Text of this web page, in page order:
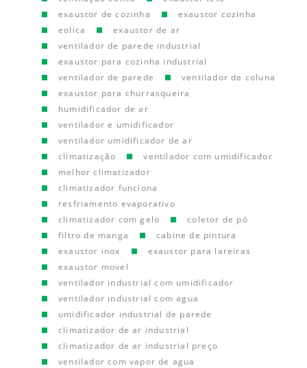
exaustor de cozinha
exaustor cozinha
eolica
exaustor de ar
ventilador de parede industrial
exaustor para cozinha industrial
ventilador de parede
ventilador de coluna
exaustor para churrasqueira
humidificador de ar
ventilador e umidificador
ventilador umidificador de ar
climatização
ventilador com umidificador
melhor climatizador
climatizador funciona
resfriamento evaporativo
climatizador com gelo
coletor de pó
filtro de manga
cabine de pintura
exaustor inox
exaustor para lareiras
exaustor movel
ventilador industrial com umidificador
ventilador industrial com agua
umidificador industrial de parede
climatizador de ar industrial
climatizador de ar industrial preço
ventilador com vapor de agua